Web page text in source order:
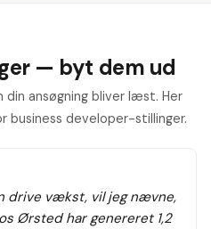
— byt dem ud
ansøgning bliver læst. Her
business developer-stillinger.
drive vækst, vil jeg nævne,
Ørsted har genereret 1,2